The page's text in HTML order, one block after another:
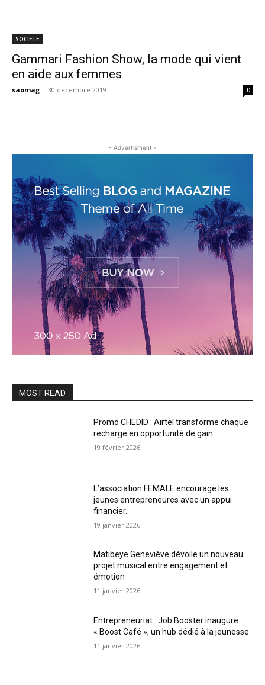
SOCIETE
Gammari Fashion Show, la mode qui vient
en aide aux femmes
saomag - 30 décembre 2019 0
- Advertisment -
MOST READ
Promo CHEDID : Airtel transforme chaque
recharge en opportunité de gain
19 février 2026
L’association FEMALE encourage les
jeunes entrepreneures avec un appui
financier.
19 janvier 2026
Matibeye Geneviève dévoile un nouveau
projet musical entre engagement et
émotion
11 janvier 2026
Entrepreneuriat : Job Booster inaugure
« Boost Café », un hub dédié à la jeunesse
11 janvier 2026